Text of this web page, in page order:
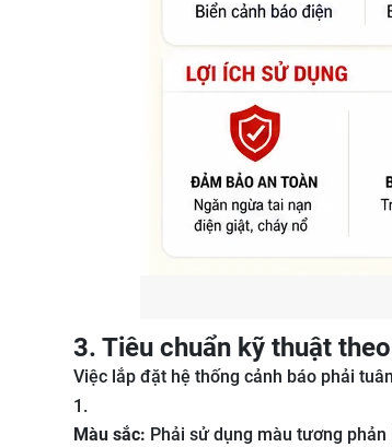
3. Tiêu chuẩn kỹ thuật
Việc lắp đặt hệ thống cảnh báo phải
Màu sắc: Phải sử dụng màu tương